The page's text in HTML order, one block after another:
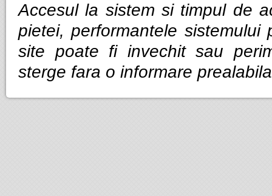
Accesul la sistem si timpul de
pietei, performantele
site poate fi invechit sau
sterge fara o informare